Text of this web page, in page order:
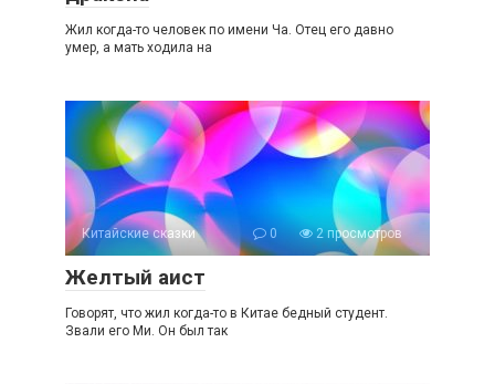
Жил когда-то человек по имени Ча. Отец его давно
умер, а мать ходила на
Китайские сказки 0 2 просмотров
Желтый аист
Говорят, что жил когда-то в Китае бедный студент.
Звали его Ми. Он был так